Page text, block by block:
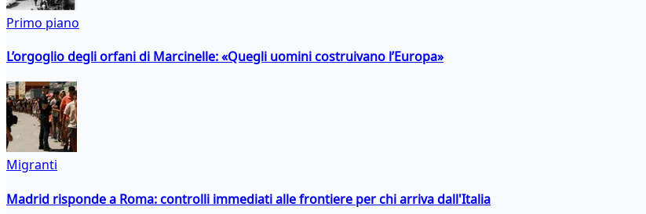
Primo piano
L’orgoglio degli orfani di Marcinelle: «Quegli uomini costruivano l’Europa»
Migranti
Madrid risponde a Roma: controlli immediati alle frontiere per chi arriva dall'Italia